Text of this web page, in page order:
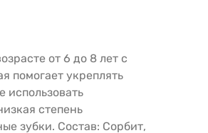
от 6 до 8 лет с
помогает укреплять
использовать
степень
зубки. Состав: Сорбит,